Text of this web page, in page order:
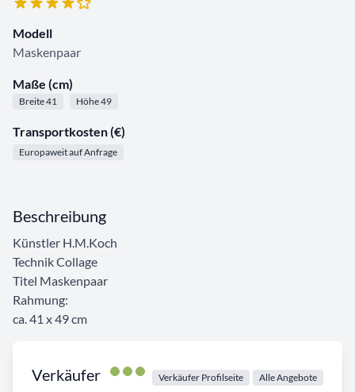
Modell
Maskenpaar
Maße (cm)
Breite 41 Höhe 49
Transportkosten (€)
Europaweit auf Anfrage
Verkäufer Verkäufer Profilseite Alle Angebote
Beschreibung
Künstler H.M.Koch
Technik Collage
Titel Maskenpaar
Rahmung:
ca. 41 x 49 cm